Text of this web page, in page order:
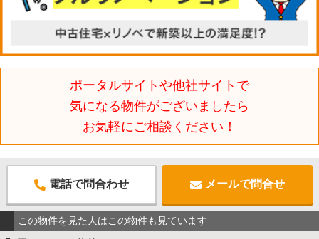
ポータルサイトや他社サイトで
気になる物件がございましたら
お気軽にご相談ください！
電話で問合わせ メールで問合せ
この物件を見た人はこの物件も見ています